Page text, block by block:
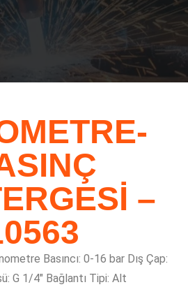
–
Basıncı: 0-16 barDış Çap:
G 1/4″ Bağlantı Tipi: Alt